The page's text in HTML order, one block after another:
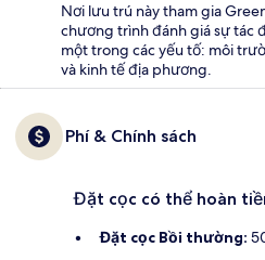
Nơi lưu trú này tham gia
chương trình đánh giá sự tác
một trong các yếu tố: môi
và kinh tế địa phương.
Phí & Chính sách
Đặt cọc có thể hoàn
Đặt cọc Bồi thường: